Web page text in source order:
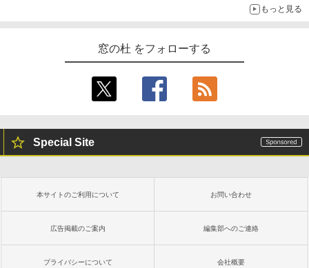
もっと見る
窓の杜 をフォローする
Special Site
本サイトのご利用について お問い合わせ
広告掲載のご案内 編集部へのご連絡
プライバシーについて 会社概要